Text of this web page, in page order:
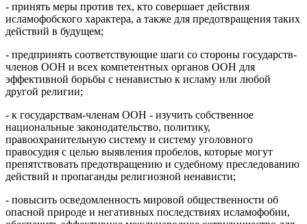
- принять меры против тех, кто совершает действия
исламофобского характера, а также для предотвращения таких
действий в будущем;
- предпринять соответствующие шаги со стороны государств-
членов ООН и всех компетентных органов ООН для
эффективной борьбы с ненавистью к исламу или любой
другой религии;
- к государствам-членам ООН - изучить собственное
национальные законодательство, политику,
правоохранительную систему и систему уголовного
правосудия с целью выявления пробелов, которые могут
препятствовать предотвращению и судебному преследованию
действий и пропаганды религиозной ненависти;
- повысить осведомленность мировой общественности об
опасной природе и негативных последствиях исламофобии,